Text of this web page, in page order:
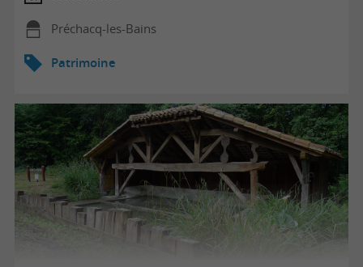
Préchacq-les-Bains
Patrimoine